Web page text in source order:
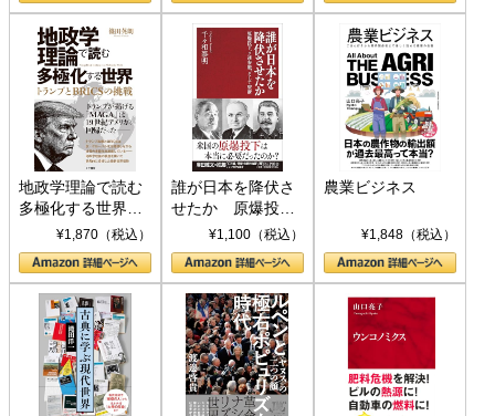
地政学理論で読む
多極化する世界：
トランプとBRICS
の挑戦
¥1,870（税込）
誰が日本を降伏さ
せたか 原爆投
下、ソ連参戦、そ
して聖断 (PHP新
書)
¥1,100（税込）
農業ビジネス
¥1,848（税込）